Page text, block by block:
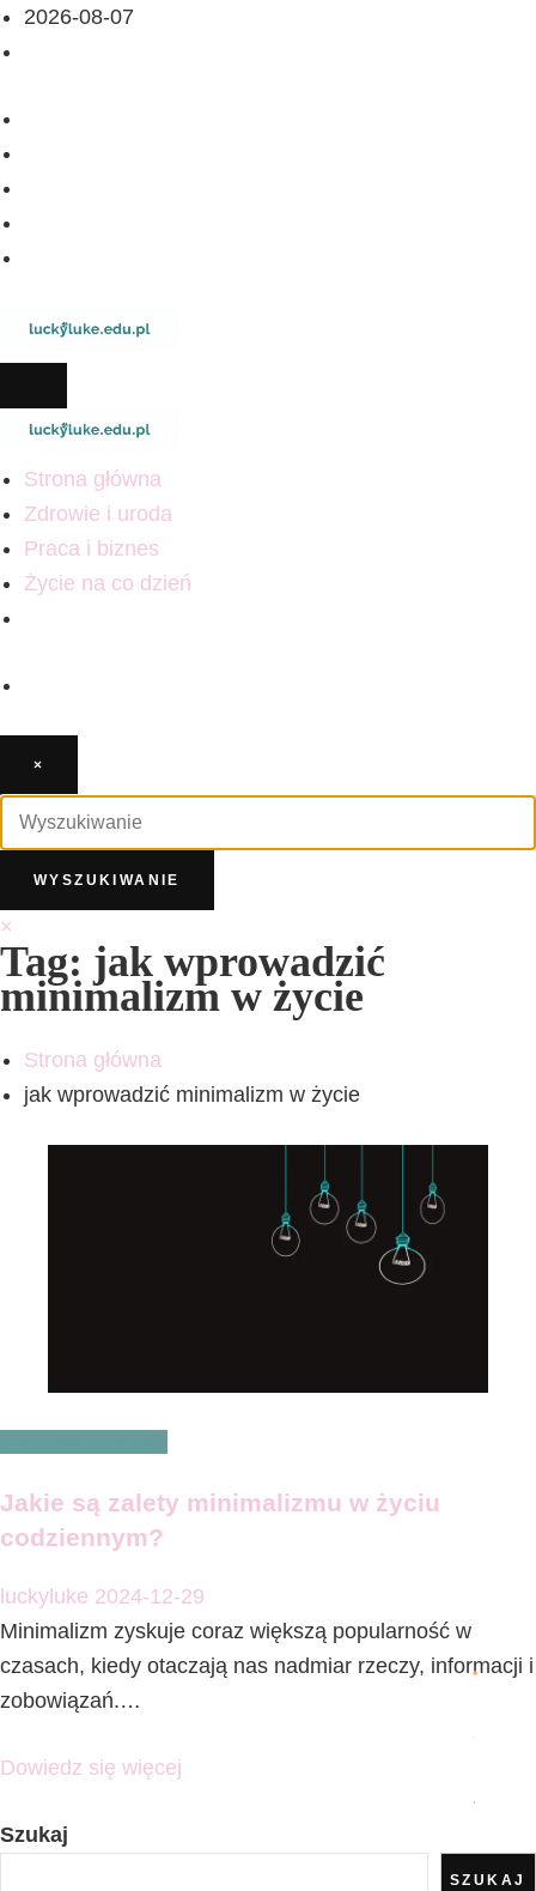
2026-08-07
Strona główna
Zdrowie i uroda
Praca i biznes
Życie na co dzień
×
×
Tag: jak wprowadzić
minimalizm w życie
Strona główna
jak wprowadzić minimalizm w życie
Jakie są zalety minimalizmu w życiu
codziennym?
luckyluke 2024-12-29
Minimalizm zyskuje coraz większą popularność w
czasach, kiedy otaczają nas nadmiar rzeczy, informacji i
zobowiązań.…
Dowiedz się więcej
Szukaj
SZUKAJ